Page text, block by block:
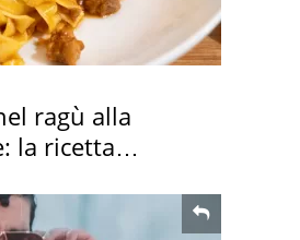
ragù alla
la ricetta